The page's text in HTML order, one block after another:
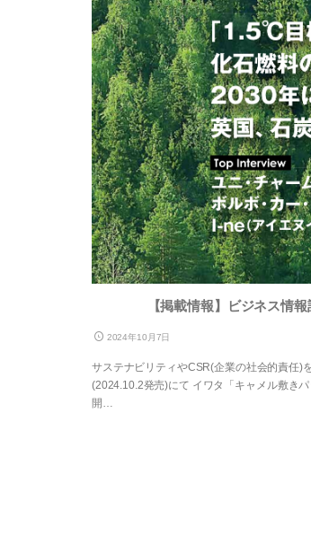
【掲載情報】ビジネス情
2024年10月7日
サステナビリティやCSR(企業の社会的責任)
(2024.10.2発売)にて イワタ「キャメル敷き
開…